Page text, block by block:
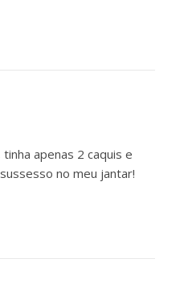
apenas 2 caquis e
no meu jantar!